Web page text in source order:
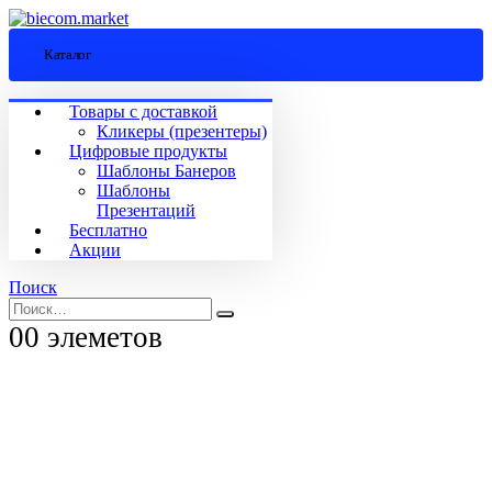
Каталог
Товары с доставкой
Кликеры (презентеры)
Цифровые продукты
Шаблоны Банеров
Шаблоны
Презентаций
Бесплатно
Акции
Поиск
00 элеметов